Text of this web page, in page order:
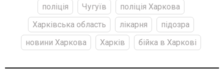
поліція Чугуїв
поліція Харкова
Харківська область
лікарня
підозра
новини Харкова
Харків бійка в Харкові